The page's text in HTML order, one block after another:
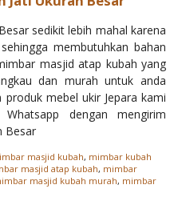
sedikit lebih mahal karena
membutuhkan bahan
masjid atap kubah yang
dan murah untuk anda
mebel ukir Jepara kami
dengan mengirim
Besar
masjid kubah, mimbar kubah
masjid atap kubah, mimbar
masjid kubah murah, mimbar